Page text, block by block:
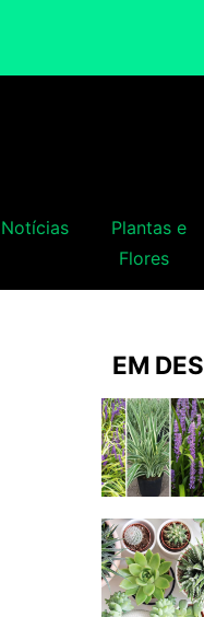
Notícias
Plantas e
Flores
EM